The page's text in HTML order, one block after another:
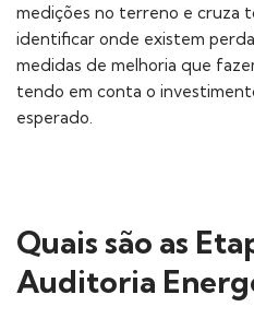
medições no terreno e cruza
identificar onde existem
medidas de melhoria que
tendo em conta o
esperado.
Quais são as
Auditoria